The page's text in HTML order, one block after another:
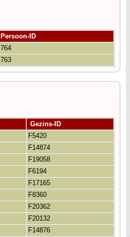
Persoon-ID
I764
I763
Gezins-ID
F5420
F14874
F19058
F6194
F17165
F8360
F20362
F20132
F14876